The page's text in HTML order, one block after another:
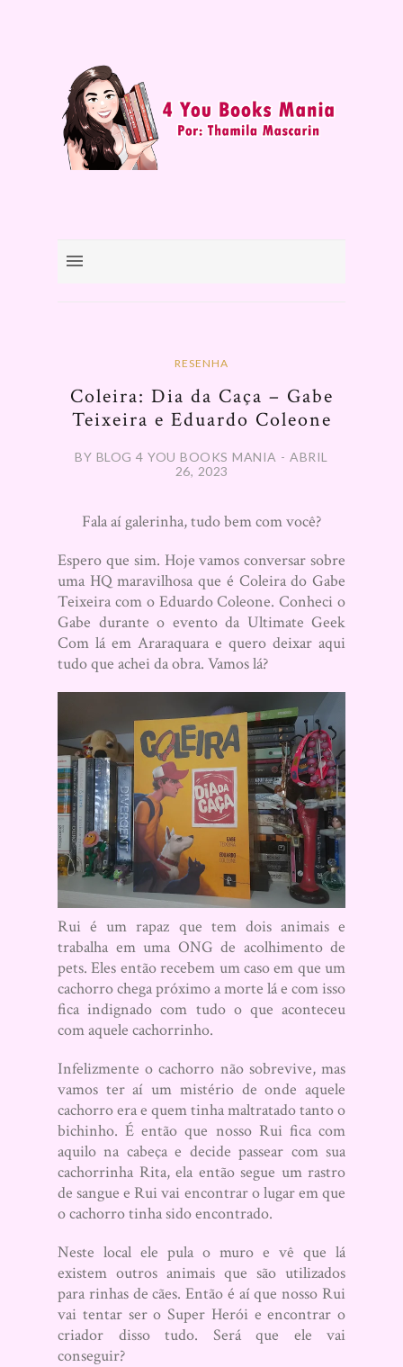
RESENHA
Coleira: Dia da Caça – Gabe
Teixeira e Eduardo Coleone
BY BLOG 4 YOU BOOKS MANIA - ABRIL
26, 2023
Fala aí galerinha, tudo bem com você?
Espero que sim. Hoje vamos conversar sobre
uma HQ maravilhosa que é Coleira do Gabe
Teixeira com o Eduardo Coleone. Conheci o
Gabe durante o evento da Ultimate Geek
Com lá em Araraquara e quero deixar aqui
tudo que achei da obra. Vamos lá?
Rui é um rapaz que tem dois animais e
trabalha em uma ONG de acolhimento de
pets. Eles então recebem um caso em que um
cachorro chega próximo a morte lá e com isso
fica indignado com tudo o que aconteceu
com aquele cachorrinho.
Infelizmente o cachorro não sobrevive, mas
vamos ter aí um mistério de onde aquele
cachorro era e quem tinha maltratado tanto o
bichinho. É então que nosso Rui fica com
aquilo na cabeça e decide passear com sua
cachorrinha Rita, ela então segue um rastro
de sangue e Rui vai encontrar o lugar em que
o cachorro tinha sido encontrado.
Neste local ele pula o muro e vê que lá
existem outros animais que são utilizados
para rinhas de cães. Então é aí que nosso Rui
vai tentar ser o Super Herói e encontrar o
criador disso tudo. Será que ele vai
conseguir?